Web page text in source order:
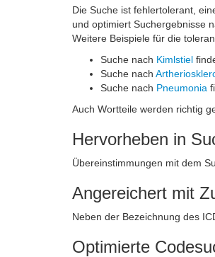
Die Suche ist fehlertolerant,
und optimiert Suchergebnisse
Weitere Beispiele für die
Suche nach Kimlstiel
Suche nach
Suche nach Pneumonia
Auch Wortteile werden richtig
Hervorheben in
Übereinstimmungen mit dem
Angereichert mit
Neben der Bezeichnung des
Optimierte